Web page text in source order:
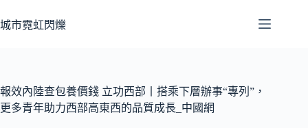
至
容
城市霓虹閃爍
報效內陸查包養價錢 立功西部丨搭乘下層辦事“專列”，
更多青年助力西部高東西的品質成長_中國網